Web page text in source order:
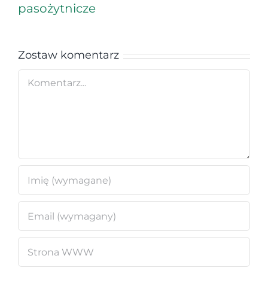
pasożytnicze
Zostaw komentarz
Comment